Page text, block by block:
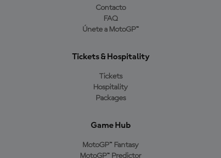
Contacto
FAQ
Únete a MotoGP™
Tickets & Hospitality
Tickets
Hospitality
Packages
Game Hub
MotoGP™ Fantasy
MotoGP™ Predictor